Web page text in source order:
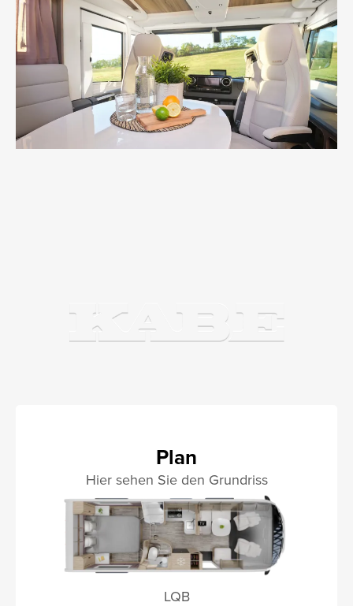
Plan
Hier sehen Sie den Grundriss
LQB